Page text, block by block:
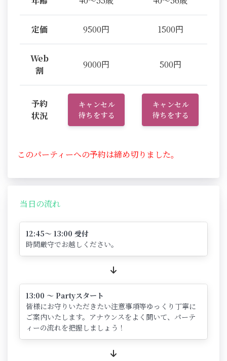
定価 9500円 1500円
Web
割
9000円 500円
予約
状況
キャンセル
待ちをする
キャンセル
待ちをする
このパーティーへの予約は締め切りました。
当日の流れ
12:45～ 13:00 受付
時間厳守でお越しください。
13:00 ～ Partyスタート
皆様にお守りいただきたい注意事項等ゆっくり丁寧に
ご案内いたします。アナウンスをよく聞いて、パーテ
ィーの流れを把握しましょう！